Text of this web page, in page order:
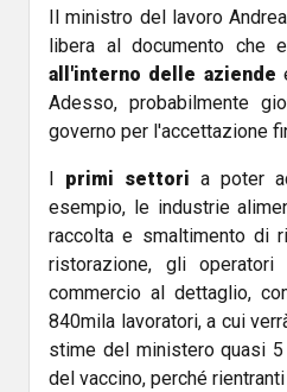
Il ministro del lavoro
libera al documento che
all'interno delle aziende
Adesso, probabilmente
governo per l'accettazione
primi settori a poter
esempio, le industrie
raccolta e smaltimento di
ristorazione, gli
commercio al dettaglio,
840mila lavoratori, a cui
stime del ministero quasi
del vaccino, perché